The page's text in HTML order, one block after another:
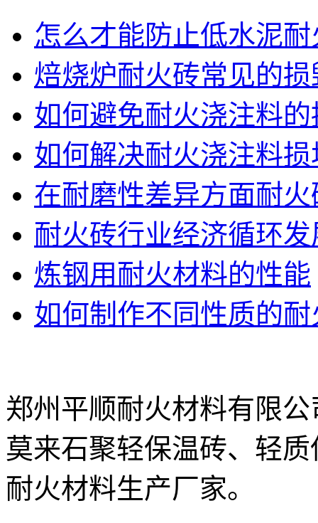
怎么才能防止低水泥
焙烧炉耐火砖常见的
如何避免耐火浇注料的
如何解决耐火浇注料
在耐磨性差异方面耐
耐火砖行业经济循环
炼钢用耐火材料的性能
如何制作不同性质的耐
郑州平顺耐火材料有限
莫来石聚轻保温砖、轻
耐火材料生产厂家。